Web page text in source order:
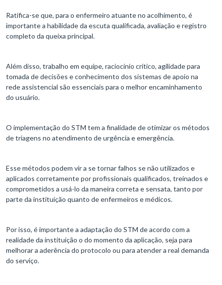
Ratifica-se que, para o enfermeiro atuante no acolhimento, é
importante a habilidade da escuta qualificada, avaliação e registro
completo da queixa principal.
Além disso, trabalho em equipe, raciocínio crítico, agilidade para
tomada de decisões e conhecimento dos sistemas de apoio na
rede assistencial são essenciais para o melhor encaminhamento
do usuário.
O implementação do STM tem a finalidade de otimizar os métodos
de triagens no atendimento de urgência e emergência.
Esse métodos podem vir a se tornar falhos se não utilizados e
aplicados corretamente por profissionais qualificados, treinados e
comprometidos a usá-lo da maneira correta e sensata, tanto por
parte da instituição quanto de enfermeiros e médicos.
Por isso, é importante a adaptação do STM de acordo com a
realidade da instituição o do momento da aplicação, seja para
melhorar a aderência do protocolo ou para atender a real demanda
do serviço.